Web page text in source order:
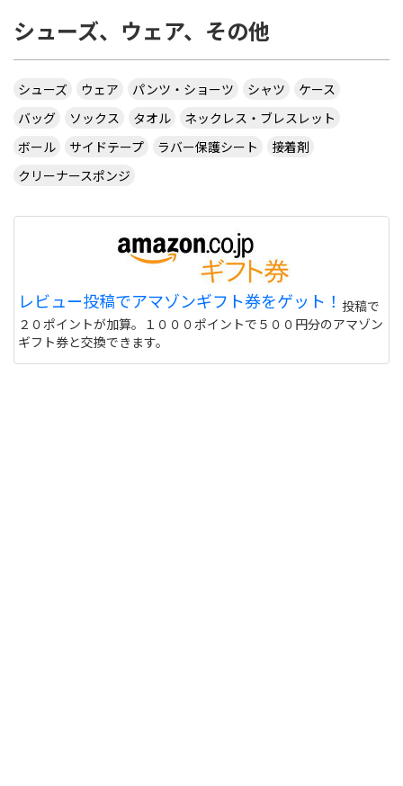
シューズ、ウェア、その他
シューズ ウェア パンツ・ショーツ シャツ
ケース
バッグ
ソックス タオル
ネックレス・ブレスレット
ボール
サイドテープ ラバー保護シート
接着剤
クリーナースポンジ
レビュー投稿でアマゾンギフト券をゲット！ 投稿で
２０ポイントが加算。１０００ポイントで５００円分のアマゾン
ギフト券と交換できます。